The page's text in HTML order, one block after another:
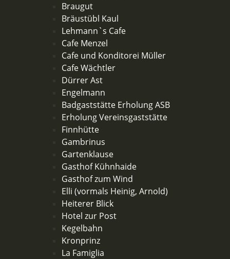
Braugut
Bräustübl Kaul
Lehmann`s Cafe
Cafe Menzel
Cafe und Konditorei Müller
Cafe Wächtler
Dürrer Ast
Engelmann
Badgaststätte Erholung ASB
Erholung Vereinsgaststätte
Finnhütte
Gambrinus
Gartenklause
Gasthof Kühnhaide
Gasthof zum Wind
Elli (vormals Heinig, Arnold)
Heiterer Blick
Hotel zur Post
Kegelbahn
Kronprinz
La Famiglia